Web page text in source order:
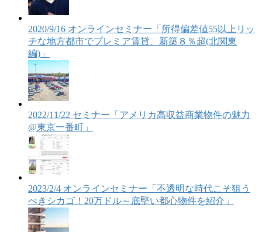
2020/9/16 オンラインセミナー「所得偏差値55以上リッ
チな地方都市でプレミア賃貸、新築８％超(北関東
編)」
2022/11/22 セミナー「アメリカ高収益商業物件の魅力
@東京一番町」
2023/2/4 オンラインセミナー「不透明な時代こそ狙う
べきシカゴ！20万ドル～底堅い都心物件を紹介」